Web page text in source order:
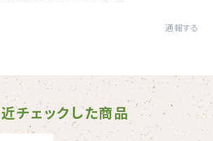
通報する
チェックした商品